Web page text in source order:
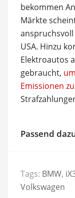
bekommen
Märkte
USA. Hinzu
Elektroautos
gebraucht,
Emissionen
Passend
Tags: BMW,
Volkswagen